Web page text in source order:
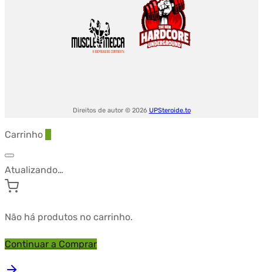
Direitos de autor © 2026 UPSteroide.to
Carrinho
Atualizando…
Não há produtos no carrinho.
Continuar a Comprar